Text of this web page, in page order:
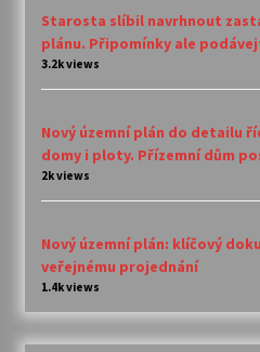
Starosta slíbil navrhnout
plánu. Připomínky ale
3.2k views
Nový územní plán do detailu
domy i ploty. Přízemní dům
2k views
Nový územní plán: klíčový
veřejnému projednání
1.4k views